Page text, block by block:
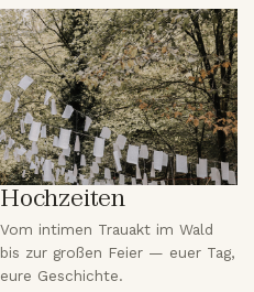
Hochzeiten
Vom intimen Trauakt im Wald
bis zur großen Feier — euer Tag,
eure Geschichte.Thrive Outside